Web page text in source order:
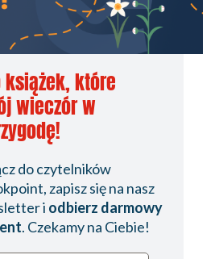
książek, które
wieczór w
do czytelników
zapisz się na nasz
i odbierz darmowy
. Czekamy na Ciebie!